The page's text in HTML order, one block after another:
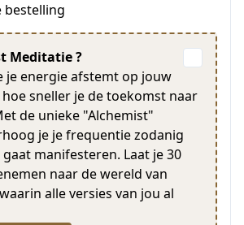
bestelling
Meditatie ?
je energie afstemt op jouw
sneller je de toekomst naar
de unieke "Alchemist"
je je frequentie zodanig
manifesteren. Laat je 30
naar de wereld van
alle versies van jou al